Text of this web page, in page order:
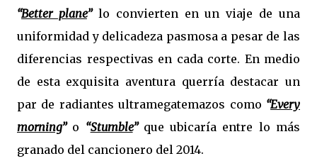
“Better plane”lo convierten en un viaje de una
uniformidad y delicadeza pasmosa a pesar de las
diferencias respectivas en cada corte. En medio
de esta exquisita aventura querría destacar un
par de radiantes ultramegatemazos como “Every
morning”o “Stumble”que ubicaría entre lo más
granado del cancionero del 2014.